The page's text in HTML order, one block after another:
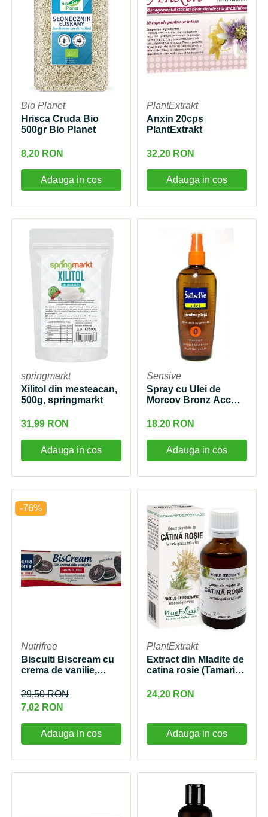
Bio Planet
Hrisca Cruda Bio
500gr Bio Planet
8,20 RON
Adauga in cos
PlantExtrakt
Anxin 20cps
PlantExtrakt
32,20 RON
Adauga in cos
springmarkt
Xilitol din mesteacan,
500g, springmarkt
31,99 RON
Adauga in cos
Sensive
Spray cu Ulei de
Morcov Bronz Acc
18,20 RON
Adauga in cos
-76%
Nutrifree
Biscuiti Biscream cu
crema de vanilie,
29,50 RON
7,02 RON
Adauga in cos
PlantExtrakt
Extract din Mladite de
catina rosie (Tamarix)
24,20 RON
Adauga in cos